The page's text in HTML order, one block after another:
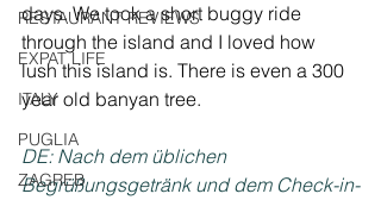
RESTAURANT REVIEWS
EXPAT LIFE
ITALY
PUGLIA
ZAGREB
days. We took a short buggy ride
through the island and I loved how
lush this island is. There is even a 300
year old banyan tree.
DE: Nach dem üblichen
Begrüßungsgetränk und dem Check-in-